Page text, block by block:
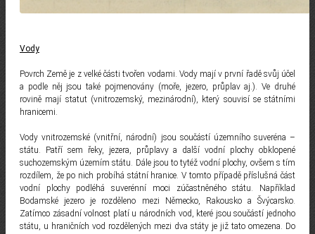
Vody
Povrch Země je z velké části tvořen vodami. Vody mají v první řadě svůj účel
a podle něj jsou také pojmenovány (moře, jezero, průplav aj.). Ve druhé
rovině mají statut (vnitrozemský, mezinárodní), který souvisí se státními
hranicemi.
Vody vnitrozemské (vnitřní, národní) jsou součástí územního suveréna –
státu. Patří sem řeky, jezera, průplavy a další vodní plochy obklopené
suchozemským územím státu. Dále jsou to tytéž vodní plochy, ovšem s tím
rozdílem, že po nich probíhá státní hranice. V tomto případě příslušná část
vodní plochy podléhá suverénní moci zúčastněného státu. Například
Bodamské jezero je rozděleno mezi Německo, Rakousko a Švýcarsko.
Zatímco zásadní volnost platí u národních vod, které jsou součástí jednoho
státu, u hraničních vod rozdělených mezi dva státy je již tato omezena. Do